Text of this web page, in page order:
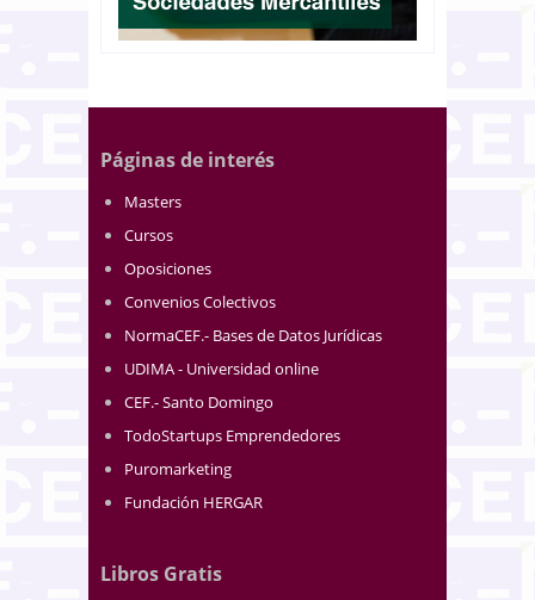
Páginas de interés
Masters
Cursos
Oposiciones
Convenios Colectivos
NormaCEF.- Bases de Datos Jurídicas
UDIMA - Universidad online
CEF.- Santo Domingo
TodoStartups Emprendedores
Puromarketing
Fundación HERGAR
Libros Gratis